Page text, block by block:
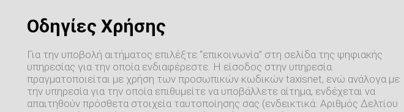
Οδηγίες Χρήσης
Για την υποβολή αιτήματος επιλέξτε “επικοινωνία” στη σελίδα της ψηφιακής
υπηρεσίας για την οποία ενδιαφέρεστε. Η είσοδος στην υπηρεσία
πραγματοποιείται με χρήση των προσωπικών κωδικών taxisnet, ενώ ανάλογα με
την υπηρεσία για την οποία επιθυμείτε να υποβάλλετε αίτημα, ενδέχεται να
απαιτηθούν πρόσθετα στοιχεία ταυτοποίησης σας (ενδεικτικά: Αριθμός Δελτίου